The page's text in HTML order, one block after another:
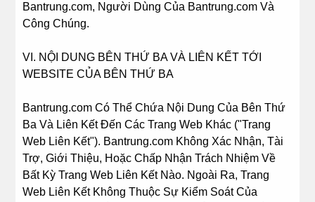
Bantrung.com, Người Dùng Của Bantrung.com Và
Công Chúng.
VI. NỘI DUNG BÊN THỨ BA VÀ LIÊN KẾT TỚI
WEBSITE CỦA BÊN THỨ BA
Bantrung.com Có Thể Chứa Nội Dung Của Bên Thứ
Ba Và Liên Kết Đến Các Trang Web Khác ("Trang
Web Liên Kết"). Bantrung.com Không Xác Nhận, Tài
Trợ, Giới Thiệu, Hoặc Chấp Nhận Trách Nhiệm Về
Bất Kỳ Trang Web Liên Kết Nào. Ngoài Ra, Trang
Web Liên Kết Không Thuộc Sự Kiểm Soát Của